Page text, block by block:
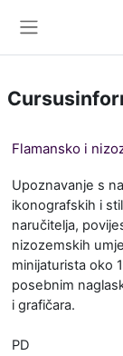
Flamansko i
Upoznavanje s
ikonografskih i
naručitelja,
nizozemskih
minijaturista oko
posebnim
i grafičara.
PD